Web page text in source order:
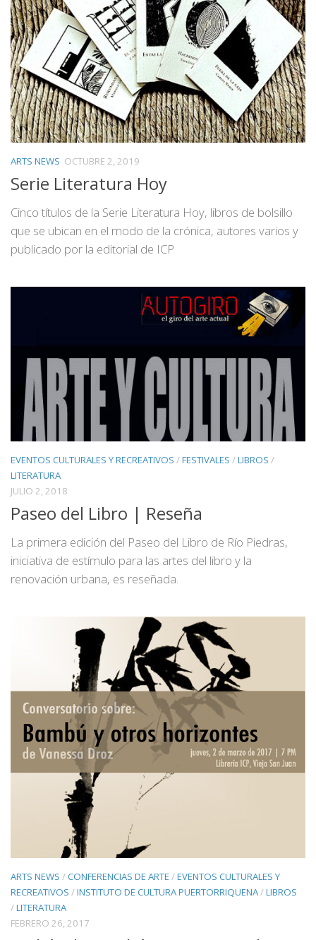
ARTS NEWS OCTUBRE 2, 2019
Serie Literatura Hoy
Cinco títulos de la Serie Literatura Hoy, libros de bolsillo
que se ubican en el modo de la crónica, autores varios y
publicado por la editorial de ICP
EVENTOS CULTURALES Y RECREATIVOS /FESTIVALES /LIBROS /
LITERATURA
JULIO 2, 2018
Paseo del Libro | Reseña
La primera edición del Paseo del Libro de Río Piedras,
iniciativa de estímulo para las artes del libro y la
renovación urbana, es reseñada.
ARTS NEWS /CONFERENCIAS DE ARTE /EVENTOS CULTURALES Y
RECREATIVOS /INSTITUTO DE CULTURA PUERTORRIQUENA/LIBROS
/LITERATURA
FEBRERO 26, 2017